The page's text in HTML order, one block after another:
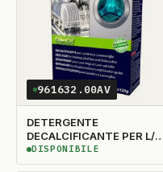
961632.00AV
DETERGENTE
DECALCIFICANTE PER L/S
N'2
DISPONIBILE
DISPONIBILE